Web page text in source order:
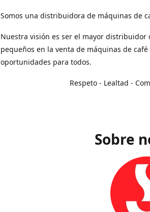
Somos una distribuidora de máquinas de
Nuestra visión es ser el mayor
pequeños en la venta de máquinas de
oportunidades para todos.
Respeto - Lealtad -
Sobre